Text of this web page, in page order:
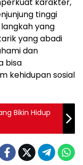
tinggi
yang
yang abadi
dan
bisa
kehidupan sosial
Bikin Hidup